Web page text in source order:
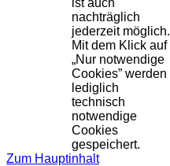
ist auch
nachträglich
jederzeit möglich.
Mit dem Klick auf
„Nur notwendige
Cookies” werden
lediglich
technisch
notwendige
Cookies
gespeichert.
Zum Hauptinhalt